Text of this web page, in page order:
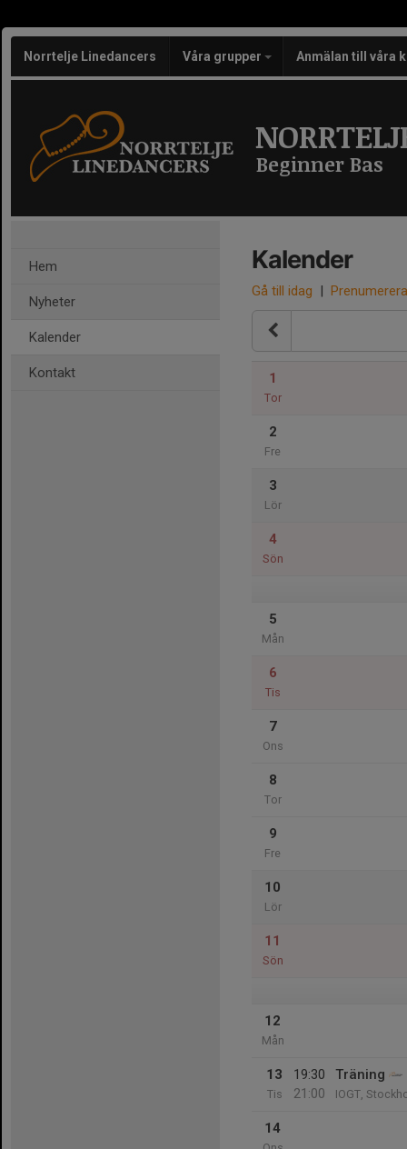
Norrtelje Linedancers Våra grupper Anmälan till våra
Beginner Bas
Hem
Nyheter
Kalender
Kontakt
Kalender
Gå till idag | Prenumerera
1
Tor
2
Fre
3
Lör
4
Sön
5
Mån
6
Tis
7
Ons
8
Tor
9
Fre
10
Lör
11
Sön
12
Mån
13
Tis
19:30
21:00
Träning
IOGT,
14